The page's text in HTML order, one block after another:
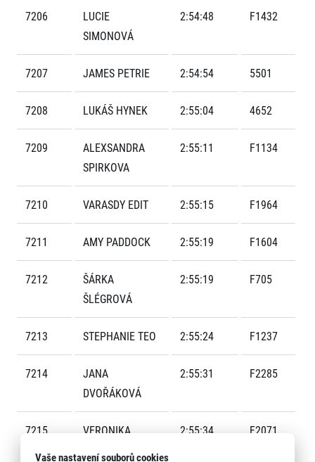
Mobilní aplikace RunCzech
Stáhněte si mobilní aplikaci RunCzech.
Historie
Oznámení fúze
Dárkové poukazy
Šablony k dárkovému poukazu ke stažení
Pro média
Poznámky pro editory
Kariéra
All Runners Are Beautiful
RunCzech Racing
Ekofilozofie
Running Mall
Vítejte v Running Mall
Kalendář
Individuální trénink
Titulární partneři
7206
LUCIE
SIMONOVÁ
2:54:48 F1432
7207 JAMES PETRIE 2:54:54 5501
7208 LUKÁŠ HYNEK 2:55:04 4652
7209
ALEXSANDRA
SPIRKOVA
2:55:11 F1134
7210 VARASDY EDIT 2:55:15 F1964
7211 AMY PADDOCK 2:55:19 F1604
7212
ŠÁRKA
ŠLÉGROVÁ
2:55:19 F705
7213 STEPHANIE TEO 2:55:24 F1237
7214
JANA
DVOŘÁKOVÁ
2:55:31 F2285
7215
VERONIKA
BRÁZDOVÁ
2:55:34 F2071
Vaše nastavení souborů cookies